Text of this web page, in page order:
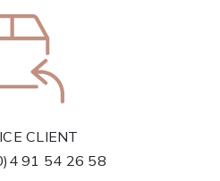
CLIENT
91 54 26 58